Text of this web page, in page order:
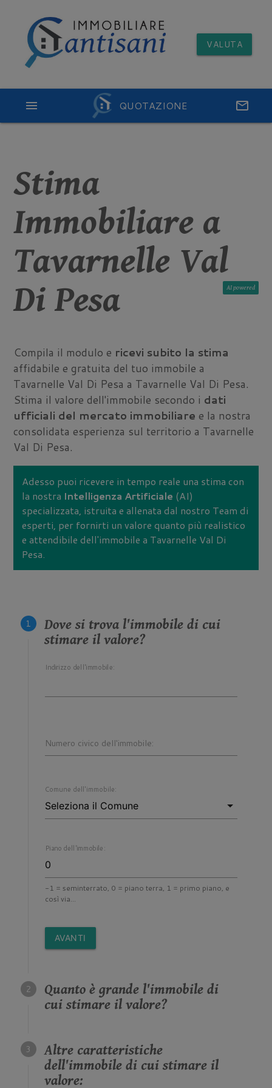
VALUTA
QUOTAZIONE email
menu
Stima
Immobiliare a
Tavarnelle Val
Di Pesa
AI
Compila il modulo e ricevi subito la stima
affidabile e gratuita del tuo immobile a
Tavarnelle Val Di Pesa a Tavarnelle Val Di Pesa.
Stima il valore dell'immobile secondo i dati
ufficiali del mercato immobiliare e la nostra
consolidata esperienza sul territorio a Tavarnelle
Val Di Pesa.
Adesso puoi ricevere in tempo reale una stima con
la nostra Intelligenza Artificiale (AI)
specializzata, istruita e allenata dal nostro Team di
esperti, per fornirti un valore quanto più realistico
e attendibile dell'immobile a Tavarnelle Val Di
Pesa.
Dove si trova l'immobile di cui
stimare il valore?
Indirizzo dell'immobile:
Numero civico dell'immobile:
Comune dell'immobile:
Piano dell'immobile:
-1 = seminterrato, 0 = piano terra, 1 = primo piano, e
così via...
AVANTI
Quanto è grande l'immobile di
cui stimare il valore?
Altre caratteristiche
dell'immobile di cui stimare il
valore: